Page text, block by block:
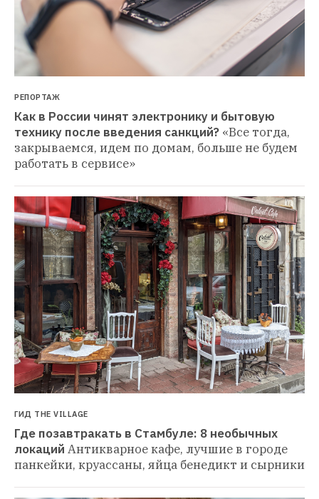
РЕПОРТАЖ
Как в России чинят электронику и бытовую
технику после введения санкций? «Все тогда,
закрываемся, идем по домам, больше не будем
работать в сервисе»
ГИД THE VILLAGE
Где позавтракать в Стамбуле: 8 необычных
локаций Антикварное кафе, лучшие в городе
панкейки, круассаны, яйца бенедикт и сырники